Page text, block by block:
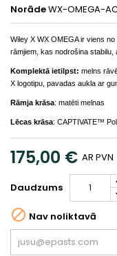
NorādeWX-OMEGA-
Wiley X WX OMEGA ir viens
rāmjiem, kas nodrošina stabilu,
Komplektā ietilpst: melns
X logotipu, pavadas aukla ar
Rāmja krāsa: matēti melnas
Lēcas krāsa: CAPTIVATE™
175,00 € AR PVN
Daudzums
 Nav noliktavā